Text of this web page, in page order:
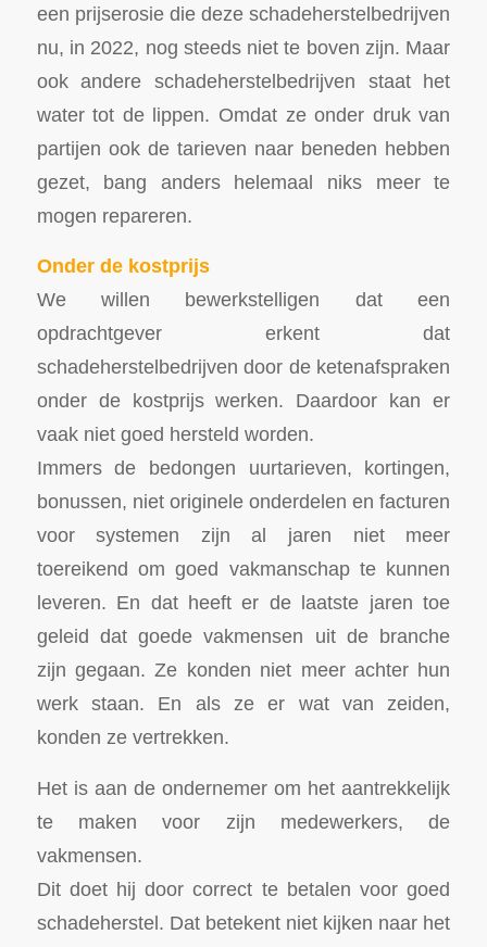
een prijserosie die deze schadeherstelbedrijven
nu, in 2022, nog steeds niet te boven zijn. Maar
ook andere schadeherstelbedrijven staat het
water tot de lippen. Omdat ze onder druk van
partijen ook de tarieven naar beneden hebben
gezet, bang anders helemaal niks meer te
mogen repareren.
Onder de kostprijs
We willen bewerkstelligen dat een
opdrachtgever erkent dat
schadeherstelbedrijven door de ketenafspraken
onder de kostprijs werken. Daardoor kan er
vaak niet goed hersteld worden.
Immers de bedongen uurtarieven, kortingen,
bonussen, niet originele onderdelen en facturen
voor systemen zijn al jaren niet meer
toereikend om goed vakmanschap te kunnen
leveren. En dat heeft er de laatste jaren toe
geleid dat goede vakmensen uit de branche
zijn gegaan. Ze konden niet meer achter hun
werk staan. En als ze er wat van zeiden,
konden ze vertrekken.
Het is aan de ondernemer om het aantrekkelijk
te maken voor zijn medewerkers, de
vakmensen.
Dit doet hij door correct te betalen voor goed
schadeherstel. Dat betekent niet kijken naar het